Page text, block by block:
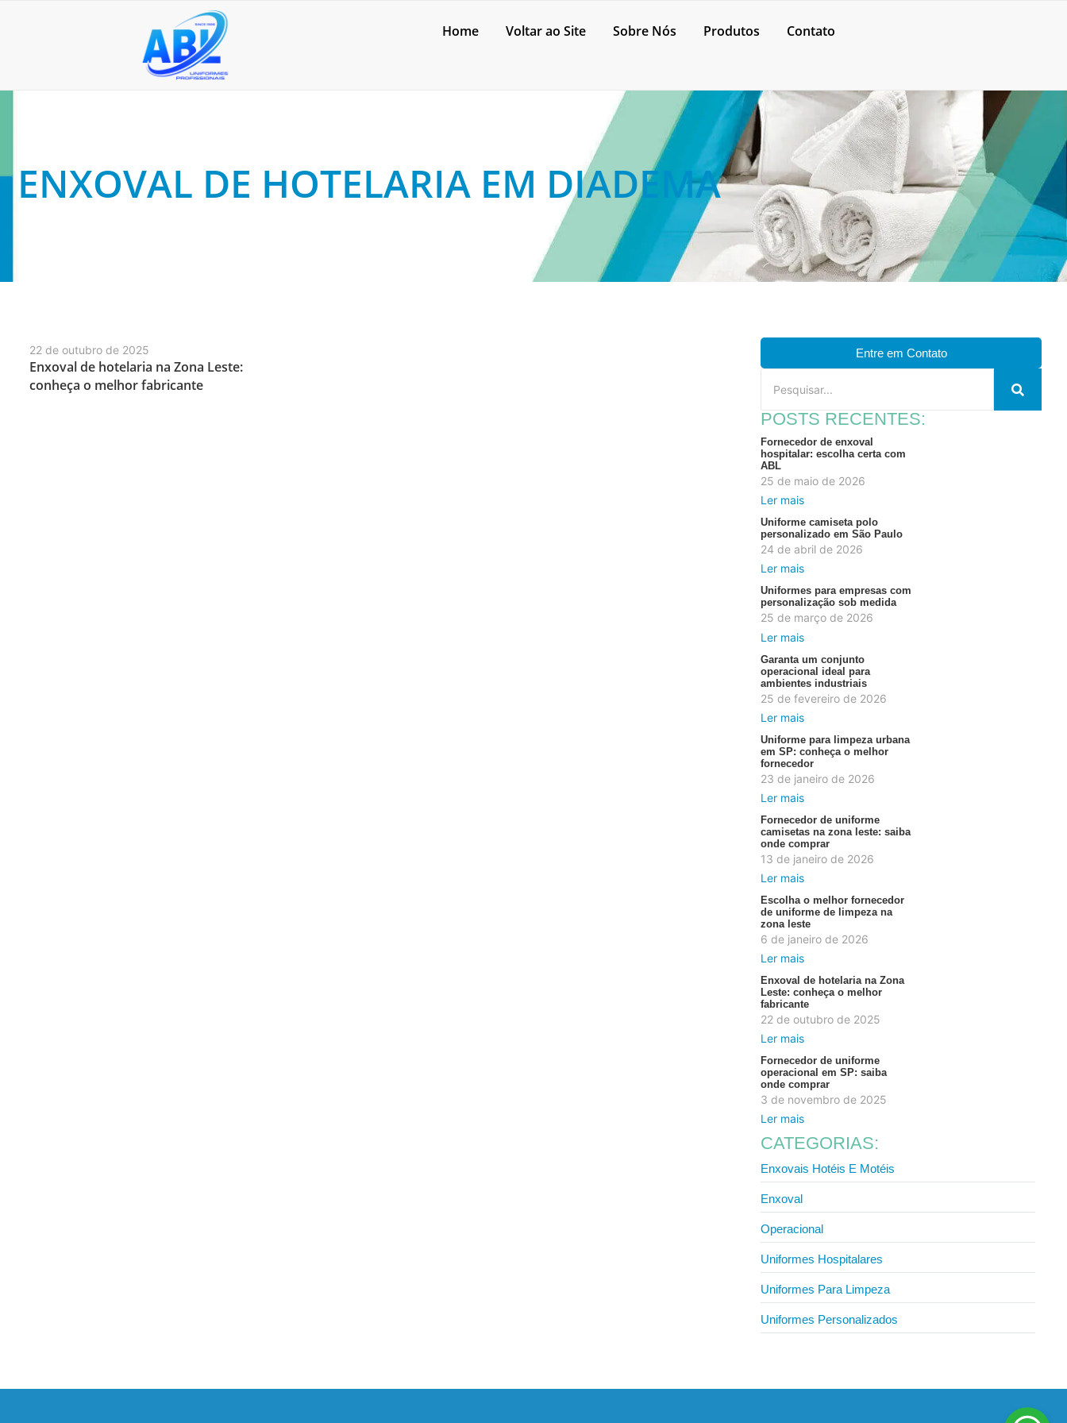
Home Voltar ao Site Sobre Nós Produtos Contato
ENXOVAL DE HOTELARIA EM DIADEMA
22 de outubro de 2025
Enxoval de hotelaria na Zona Leste:
conheça o melhor fabricante
Entre em Contato
POSTS RECENTES:
Fornecedor de enxoval
hospitalar: escolha certa com
ABL
25 de maio de 2026
Ler mais
Uniforme camiseta polo
personalizado em São Paulo
24 de abril de 2026
Ler mais
Uniformes para empresas com
personalização sob medida
25 de março de 2026
Ler mais
Garanta um conjunto
operacional ideal para
ambientes industriais
25 de fevereiro de 2026
Ler mais
Uniforme para limpeza urbana
em SP: conheça o melhor
fornecedor
23 de janeiro de 2026
Ler mais
Fornecedor de uniforme
camisetas na zona leste: saiba
onde comprar
13 de janeiro de 2026
Ler mais
Escolha o melhor fornecedor
de uniforme de limpeza na
zona leste
6 de janeiro de 2026
Ler mais
Enxoval de hotelaria na Zona
Leste: conheça o melhor
fabricante
22 de outubro de 2025
Ler mais
Fornecedor de uniforme
operacional em SP: saiba
onde comprar
3 de novembro de 2025
Ler mais
CATEGORIAS:
Enxovais Hotéis E Motéis
Enxoval
Operacional
Uniformes Hospitalares
Uniformes Para Limpeza
Uniformes Personalizados